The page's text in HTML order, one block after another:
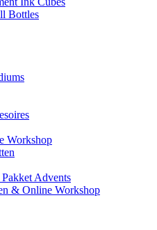
Bottles
Workshop
Advents
& Online Workshop